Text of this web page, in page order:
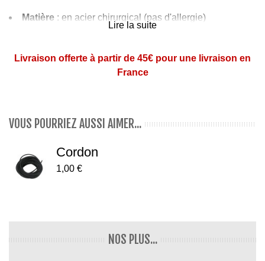
Matière : en acier chirurgical (pas d'allergie)
: 2,9 cm de haut x 1,9 cm de large
Lire la suite
Livraison offerte à partir de 45€ pour une livraison en
France
VOUS POURRIEZ AUSSI AIMER...
Cordon
1,00 €
NOS PLUS...